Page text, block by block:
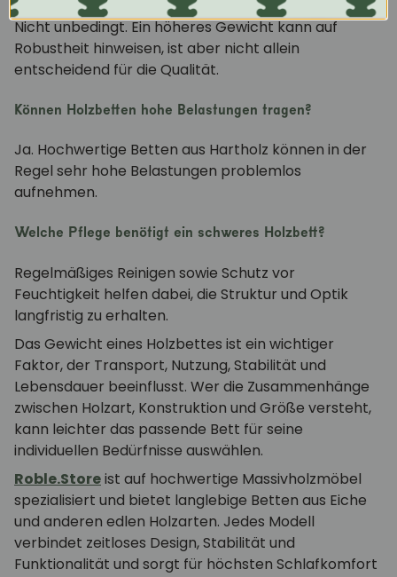
Nicht unbedingt. Ein höheres Gewicht kann auf
Robustheit hinweisen, ist aber nicht allein
entscheidend für die Qualität.
Können Holzbetten hohe Belastungen tragen?
Ja. Hochwertige Betten aus Hartholz können in der
Regel sehr hohe Belastungen problemlos
aufnehmen.
Welche Pflege benötigt ein schweres Holzbett?
Regelmäßiges Reinigen sowie Schutz vor
Feuchtigkeit helfen dabei, die Struktur und Optik
langfristig zu erhalten.
Das Gewicht eines Holzbettes ist ein wichtiger
Faktor, der Transport, Nutzung, Stabilität und
Lebensdauer beeinflusst. Wer die Zusammenhänge
zwischen Holzart, Konstruktion und Größe versteht,
kann leichter das passende Bett für seine
individuellen Bedürfnisse auswählen.
Roble.Storeist auf hochwertige Massivholzmöbel
spezialisiert und bietet langlebige Betten aus Eiche
und anderen edlen Holzarten. Jedes Modell
verbindet zeitloses Design, Stabilität und
Funktionalität und sorgt für höchsten Schlafkomfort